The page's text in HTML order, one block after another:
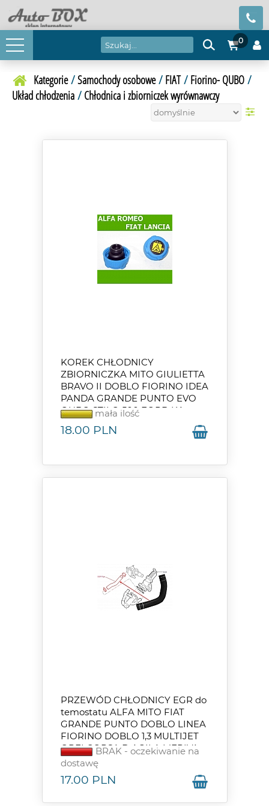
0
Kategorie/Samochody osobowe/ FIAT/ Fiorino- QUBO/
Układ chłodzenia / Chłodnica i zbiorniczek wyrównawczy
KOREK CHŁODNICY
ZBIORNICZKA MITO GIULIETTA
BRAVO II DOBLO FIORINO IDEA
PANDA GRANDE PUNTO EVO
QUBO STILO 500 FORD KA
mała ilość
18.00 PLN
PRZEWÓD CHŁODNICY EGR do
temostatu ALFA MITO FIAT
GRANDE PUNTO DOBLO LINEA
FIORINO DOBLO 1,3 MULTIJET
OPELCORSA D AGILA MERIVA
1.3
BRAK - oczekiwanie na
dostawę
17.00 PLN